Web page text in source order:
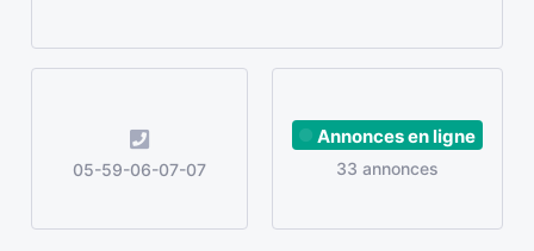
05-59-06-07-07
Annonces en ligne
33 annonces